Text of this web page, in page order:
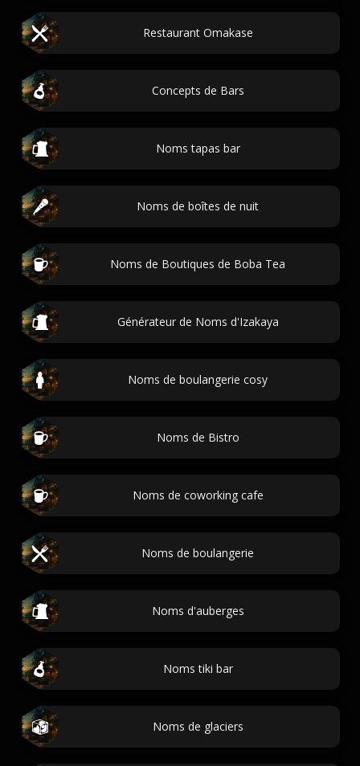
Restaurant Omakase
Concepts de Bars
Noms tapas bar
Noms de boîtes de nuit
Noms de Boutiques de Boba Tea
Générateur de Noms d'Izakaya
Noms de boulangerie cosy
Noms de Bistro
Noms de coworking cafe
Noms de boulangerie
Noms d'auberges
Noms tiki bar
Noms de glaciers